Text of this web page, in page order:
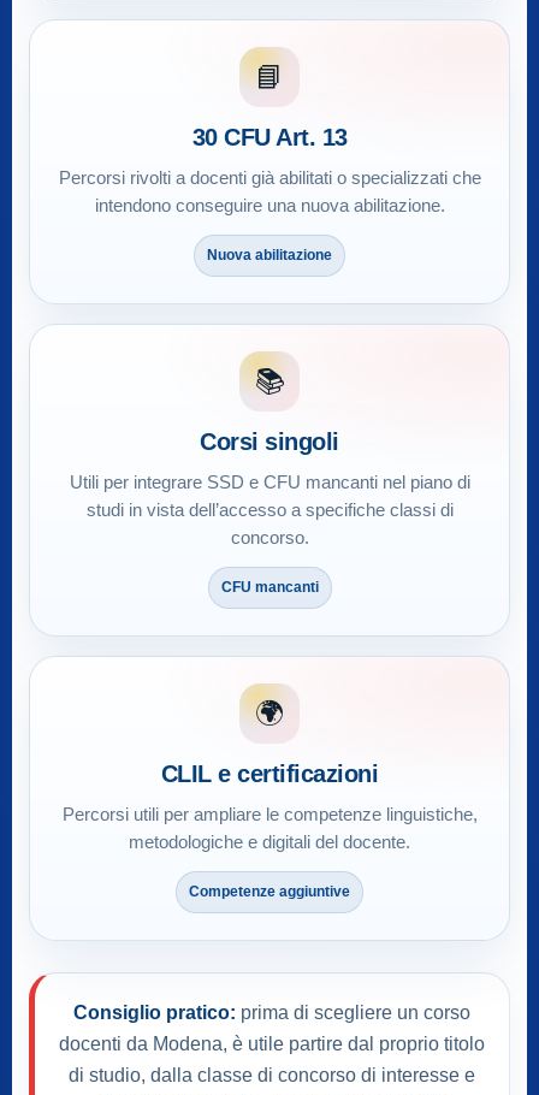
📘
30 CFU Art. 13
Percorsi rivolti a docenti già abilitati o specializzati che
intendono conseguire una nuova abilitazione.
Nuova abilitazione
📚
Corsi singoli
Utili per integrare SSD e CFU mancanti nel piano di
studi in vista dell’accesso a specifiche classi di
concorso.
CFU mancanti
🌍
CLIL e certificazioni
Percorsi utili per ampliare le competenze linguistiche,
metodologiche e digitali del docente.
Competenze aggiuntive
Consiglio pratico: prima di scegliere un corso
docenti da Modena, è utile partire dal proprio titolo
di studio, dalla classe di concorso di interesse e